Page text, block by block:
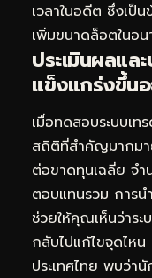
เวลาในอดีต ซึ่งเป็
เพิ่มขนาดล็อตในอ
ประเมินผลแล
แข็งแกร่งขึ้นอ
เมื่อทดสอบระบบเ
สถิติที่สำคัญมากมา
ต่อขาดทุนเฉลี่ย จำ
ตอบแทนรวม การน
ช่วยให้คุณเห็นว่าร
กลับไปแก้ไขจุดไห
ประเทศไทย พบว่